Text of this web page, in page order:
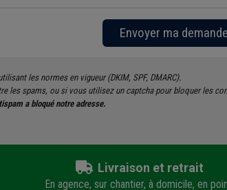
Envoyer ma demande
les normes en vigueur (DKIM, SPF, DMARC).
les spams, ou si vous utilisez un captcha pour bloquer les
a bloqué notre adresse.
Livraison et retrait
En agence, sur chantier, à domicile, en